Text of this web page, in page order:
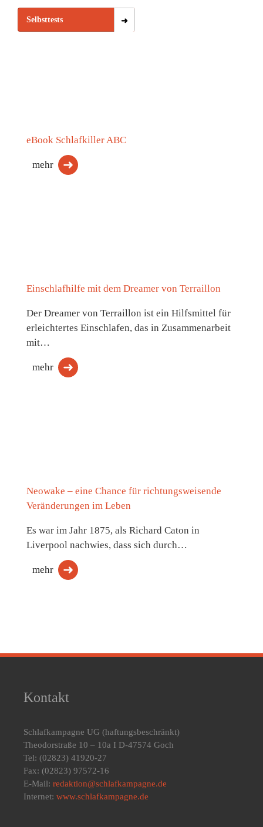
Selbsttests
eBook Schlafkiller ABC
mehr
Einschlafhilfe mit dem Dreamer von Terraillon
Der Dreamer von Terraillon ist ein Hilfsmittel für
erleichtertes Einschlafen, das in Zusammenarbeit
mit…
mehr
Neowake – eine Chance für richtungsweisende
Veränderungen im Leben
Es war im Jahr 1875, als Richard Caton in
Liverpool nachwies, dass sich durch…
mehr
Kontakt
Schlafkampagne UG (haftungsbeschränkt)
Theodorstraße 10 – 10a I D-47574 Goch
Tel: (02823) 41920-27
Fax: (02823) 97572-16
E-Mail: redaktion@schlafkampagne.de
Internet: www.schlafkampagne.de